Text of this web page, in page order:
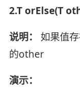
2.T orElse(T
说明：
如果值
的other
演示：